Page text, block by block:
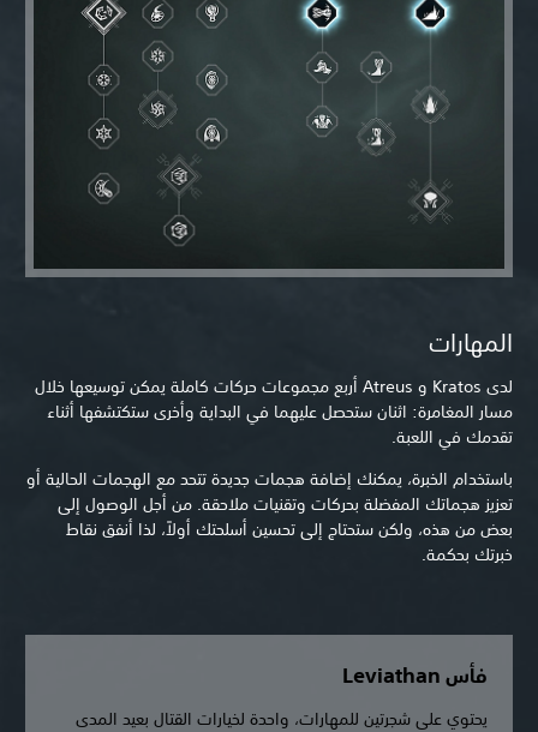
المهارات
لدى Kratos و Atreus أربع مجموعات حركات كاملة يمكن توسيعها خلال
مسار المغامرة: اثنان ستحصل عليهما في البداية وأخرى ستكتشفها أثناء
تقدمك في اللعبة.
باستخدام الخبرة، يمكنك إضافة هجمات جديدة تتحد مع الهجمات الحالية أو
تعزيز هجماتك المفضلة بحركات وتقنيات ملاحقة. من أجل الوصول إلى
بعض من هذه، ولكن ستحتاج إلى تحسين أسلحتك أولاً، لذا أنفق نقاط
خبرتك بحكمة.
فأس Leviathan
يحتوي على شجرتين للمهارات، واحدة لخيارات القتال بعيد المدى